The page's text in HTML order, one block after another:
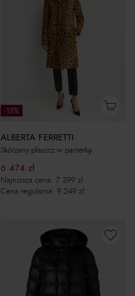
-13%
ALBERTA FERRETTI
Skórzany płaszcz w panterkę
6 474 zł
Najniższa cena: 7 399 zł
Cena regularna: 9 249 zł